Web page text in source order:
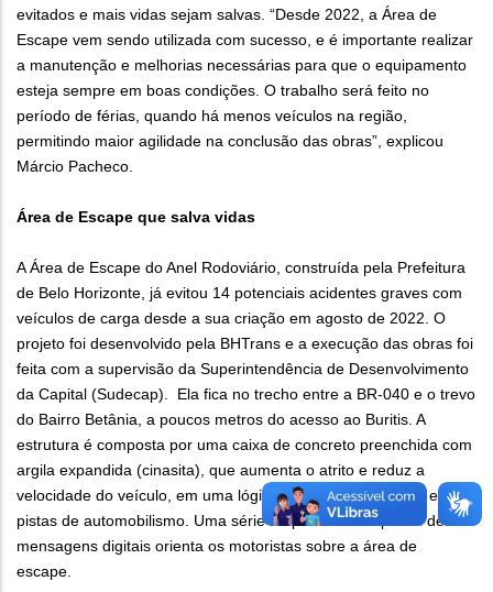
evitados e mais vidas sejam salvas. “Desde 2022, a Área de
Escape vem sendo utilizada com sucesso, e é importante realizar
a manutenção e melhorias necessárias para que o equipamento
esteja sempre em boas condições. O trabalho será feito no
período de férias, quando há menos veículos na região,
permitindo maior agilidade na conclusão das obras”, explicou
Márcio Pacheco.
Área de Escape que salva vidas
A Área de Escape do Anel Rodoviário, construída pela Prefeitura
de Belo Horizonte, já evitou 14 potenciais acidentes graves com
veículos de carga desde a sua criação em agosto de 2022. O
projeto foi desenvolvido pela BHTrans e a execução das obras foi
feita com a supervisão da Superintendência de Desenvolvimento
da Capital (Sudecap). Ela fica no trecho entre a BR-040 e o trevo
do Bairro Betânia, a poucos metros do acesso ao Buritis. A
estrutura é composta por uma caixa de concreto preenchida com
argila expandida (cinasita), que aumenta o atrito e reduz a
velocidade do veículo, em uma lógica semelhante à usada em
pistas de automobilismo. Uma série de placas e um painel de
mensagens digitais orienta os motoristas sobre a área de
escape.